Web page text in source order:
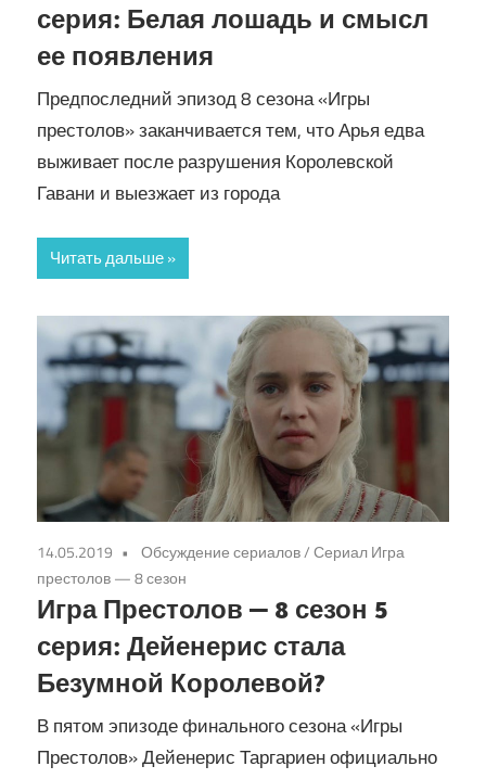
серия: Белая лошадь и смысл
ее появления
Предпоследний эпизод 8 сезона «Игры
престолов» заканчивается тем, что Арья едва
выживает после разрушения Королевской
Гавани и выезжает из города
Читать дальше
14.05.2019 Обсуждение сериалов/Сериал Игра
престолов — 8 сезон
Игра Престолов — 8 сезон 5
серия: Дейенерис стала
Безумной Королевой?
В пятом эпизоде финального сезона «Игры
Престолов» Дейенерис Таргариен официально